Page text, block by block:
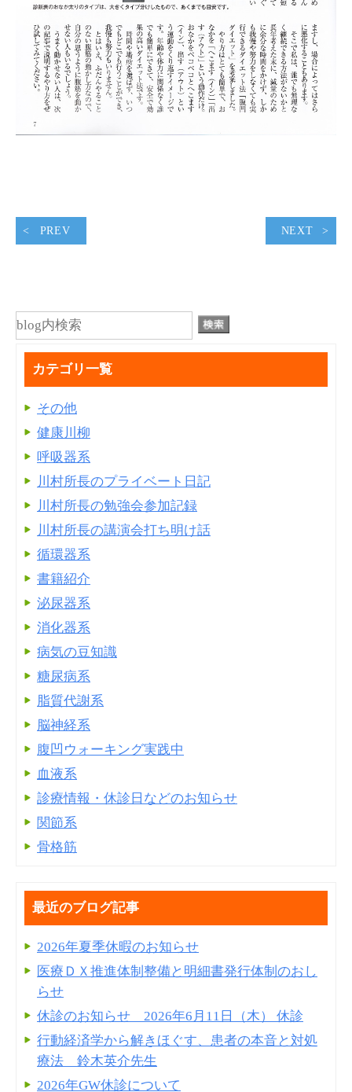
PREV NEXT
カテゴリ一覧
その他
健康川柳
呼吸器系
川村所長のプライベート日記
川村所長の勉強会参加記録
川村所長の講演会打ち明け話
循環器系
書籍紹介
泌尿器系
消化器系
病気の豆知識
糖尿病系
脂質代謝系
脳神経系
腹凹ウォーキング実践中
血液系
診療情報・休診日などのお知らせ
関節系
骨格筋
最近のブログ記事
2026年夏季休暇のお知らせ
医療ＤＸ推進体制整備と明細書発⾏体制のおし
らせ
休診のお知らせ 2026年6月11日（木） 休診
行動経済学から解きほぐす、患者の本音と対処
療法 鈴木英介先生
2026年GW休診について